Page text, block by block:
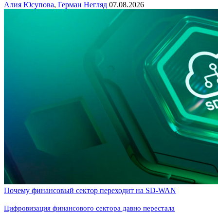
Алия Юсупова, Герман Негляд 07.08.2026
Почему финансовый сектор переходит на SD-WAN
Цифровизация финансового сектора давно перестала